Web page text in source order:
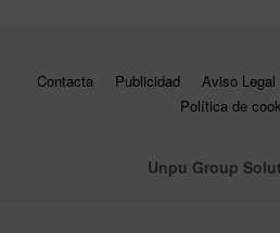
Contacta Publicidad Aviso Legal
Política de
Unpu Group